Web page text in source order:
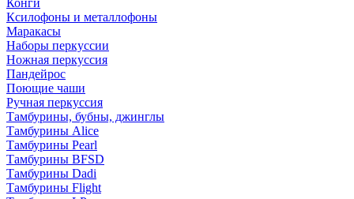
Конги
Ксилофоны и металлофоны
Маракасы
Наборы перкуссии
Ножная перкуссия
Пандейрос
Поющие чаши
Ручная перкуссия
Тамбурины, бубны, джинглы
Тамбурины Alice
Тамбурины Pearl
Тамбурины BFSD
Тамбурины Dadi
Тамбурины Flight